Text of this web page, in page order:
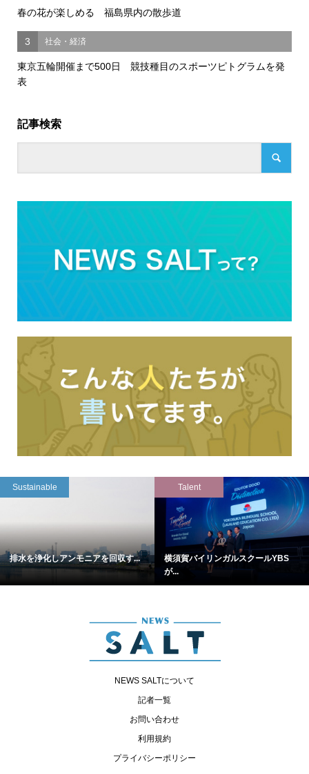
春の花が楽しめる 福島県内の散歩道
3 社会・経済
東京五輪開催まで500日 競技種目のスポーツピトグラムを発
表
記事検索
Sustainable
排水を浄化しアンモニアを回収す...
Talent
横須賀バイリンガルスクールYBS
が...
NEWS SALTについて
記者一覧
お問い合わせ
利用規約
プライバシーポリシー